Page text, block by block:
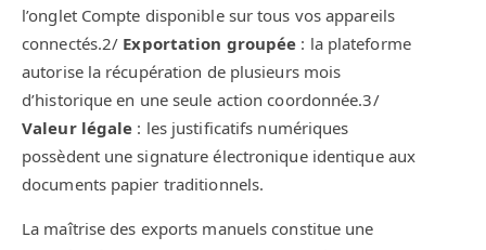
l’onglet Compte disponible sur tous vos appareils
connectés.2/ Exportation groupée : la plateforme
autorise la récupération de plusieurs mois
d’historique en une seule action coordonnée.3/
Valeur légale : les justificatifs numériques
possèdent une signature électronique identique aux
documents papier traditionnels.
La maîtrise des exports manuels constitue une